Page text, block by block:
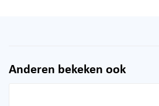
Anderen bekeken ook